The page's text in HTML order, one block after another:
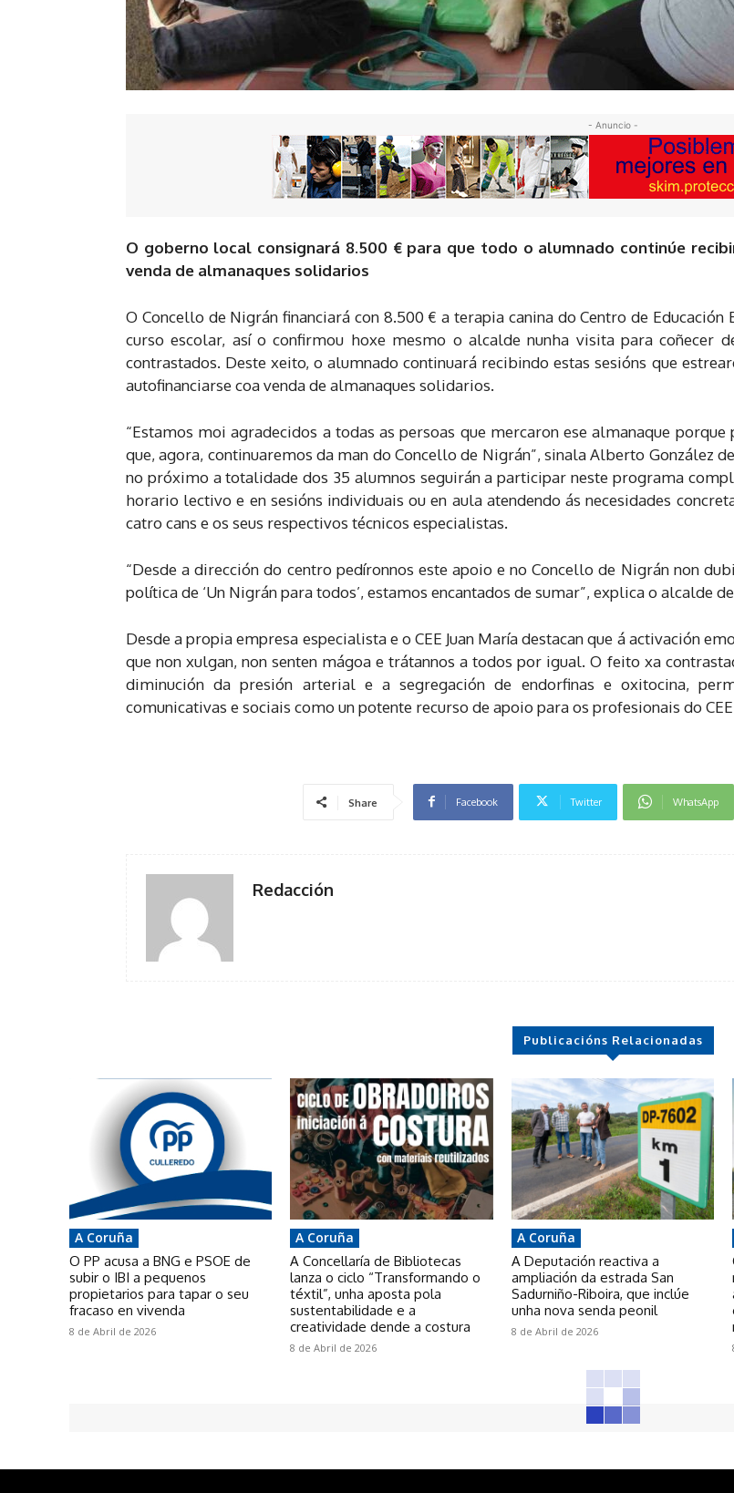
- Anuncio -
O goberno local consignará 8.500 € para que todo o alumnado continúe
venda de almanaques solidarios
O Concello de Nigrán financiará con 8.500 € a terapia canina do Centro de
curso escolar, así o confirmou hoxe mesmo o alcalde nunha visita para coñecer
contrastados. Deste xeito, o alumnado continuará recibindo estas sesións que
autofinanciarse coa venda de almanaques solidarios.
“Estamos moi agradecidos a todas as persoas que mercaron ese almanaque
que, agora, continuaremos da man do Concello de Nigrán”, sinala Alberto González
no próximo a totalidade dos 35 alumnos seguirán a participar neste programa
horario lectivo e en sesións individuais ou en aula atendendo ás necesidades
catro cans e os seus respectivos técnicos especialistas.
“Desde a dirección do centro pedíronnos este apoio e no Concello de Nigrán non
política de ‘Un Nigrán para todos’, estamos encantados de sumar”, explica o alcalde
Desde a propia empresa especialista e o CEE Juan María destacan que á activación
que non xulgan, non senten mágoa e trátannos a todos por igual. O feito xa
diminución da presión arterial e a segregación de endorfinas e oxitocina,
comunicativas e sociais como un potente recurso de apoio para os profesionais do CEE
Share Facebook Twitter WhatsApp
Redacción
Publicacións Relacionadas
A Coruña
O PP acusa a BNG e PSOE de
subir o IBI a pequenos
propietarios para tapar o seu
fracaso en vivenda
8 de Abril de 2026
A Coruña
A Concellaría de Bibliotecas
lanza o ciclo “Transformando o
téxtil”, unha aposta pola
sustentabilidade e a
creatividade dende a costura
8 de Abril de 2026
A Coruña
A Deputación reactiva a
ampliación da estrada San
Sadurniño-Riboira, que inclúe
unha nova senda peonil
8 de Abril de 2026